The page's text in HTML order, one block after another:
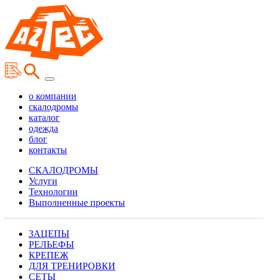
о компании
скалодромы
каталог
одежда
блог
контакты
СКАЛОДРОМЫ
Услуги
Технологии
Выполненные проекты
ЗАЦЕПЫ
РЕЛЬЕФЫ
КРЕПЕЖ
ДЛЯ ТРЕНИРОВКИ
СЕТЫ